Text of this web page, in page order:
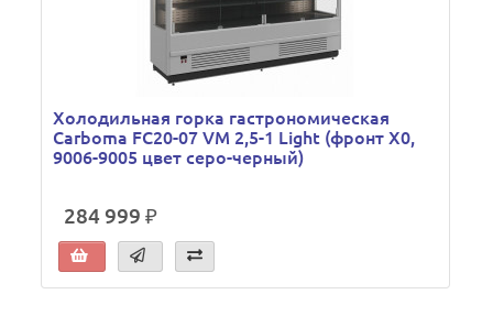
Холодильная горка гастрономическая
Carboma FC20-07 VM 2,5-1 Light (фронт X0,
9006-9005 цвет серо-черный)
284 999 ₽